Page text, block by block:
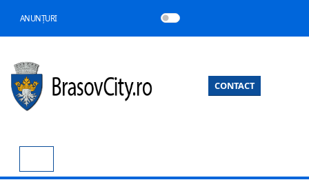
ANUNȚURI
CONTACT